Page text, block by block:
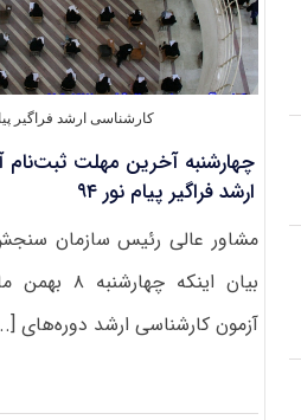
کارشناسی ارشد فراگیر
چهارشنبه آخرین مهلت ثبت‌نام
ارشد فراگیر پیام نور ۹۴
مشاور عالی رئیس سازمان
بیان اینکه
آزمون کارشناسی ارشد دوره‌های